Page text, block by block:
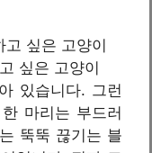
싶은 고양이
있습니다. 그런
마리는 부드러
뚝뚝 끊기는 블